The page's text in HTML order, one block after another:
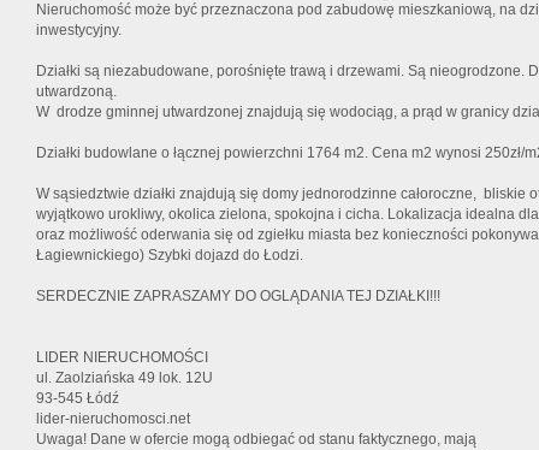
Nieruchomość może być przeznaczona pod zabudowę mieszkaniową, na
inwestycyjny.
Działki są niezabudowane, porośnięte trawą i drzewami. Są nieogrodzone.
utwardzoną.
W drodze gminnej utwardzonej znajdują się wodociąg, a prąd w granicy
Działki budowlane o łącznej powierzchni 1764 m2. Cena m2 wynosi
W sąsiedztwie działki znajdują się domy jednorodzinne całoroczne, bliskie
wyjątkowo urokliwy, okolica zielona, spokojna i cicha. Lokalizacja idealna
oraz możliwość oderwania się od zgiełku miasta bez konieczności
Łagiewnickiego) Szybki dojazd do Łodzi.
SERDECZNIE ZAPRASZAMY DO OGLĄDANIA TEJ DZIAŁKI!!!
LIDER NIERUCHOMOŚCI
ul. Zaolziańska 49 lok. 12U
93-545 Łódź
lider-nieruchomosci.net
Uwaga! Dane w ofercie mogą odbiegać od stanu faktycznego, mają